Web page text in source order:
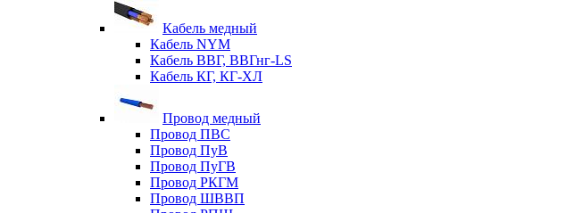
Кабель медный
Кабель NYM
Кабель ВВГ, ВВГнг-LS
Кабель КГ, КГ-ХЛ
Провод медный
Провод ПВС
Провод ПуВ
Провод ПуГВ
Провод РКГМ
Провод ШВВП